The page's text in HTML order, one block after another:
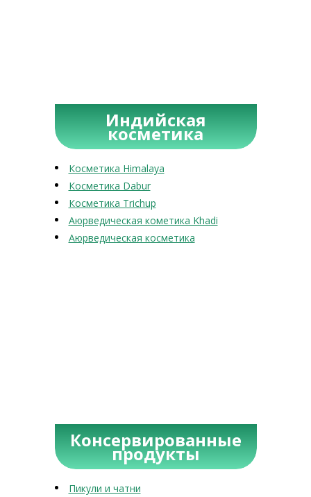
Индийская
косметика
Косметика Himalaya
Косметика Dabur
Косметика Trichup
Аюрведическая кометика Khadi
Аюрведическая косметика
Консервированные
продукты
Пикули и чатни